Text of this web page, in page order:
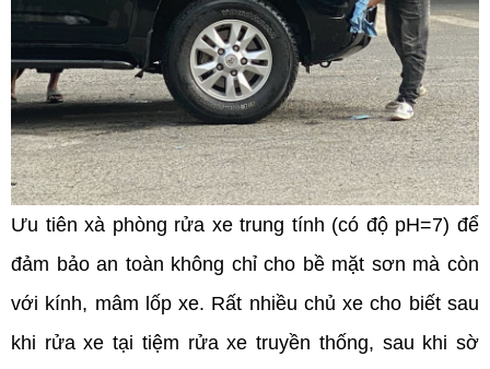
Ưu tiên xà phòng rửa xe trung tính (có độ pH=7) để
đảm bảo an toàn không chỉ cho bề mặt sơn mà còn
với kính, mâm lốp xe. Rất nhiều chủ xe cho biết sau
khi rửa xe tại tiệm rửa xe truyền thống, sau khi sờ